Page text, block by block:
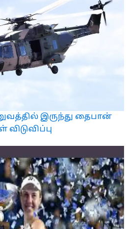
இருந்து தைபான்